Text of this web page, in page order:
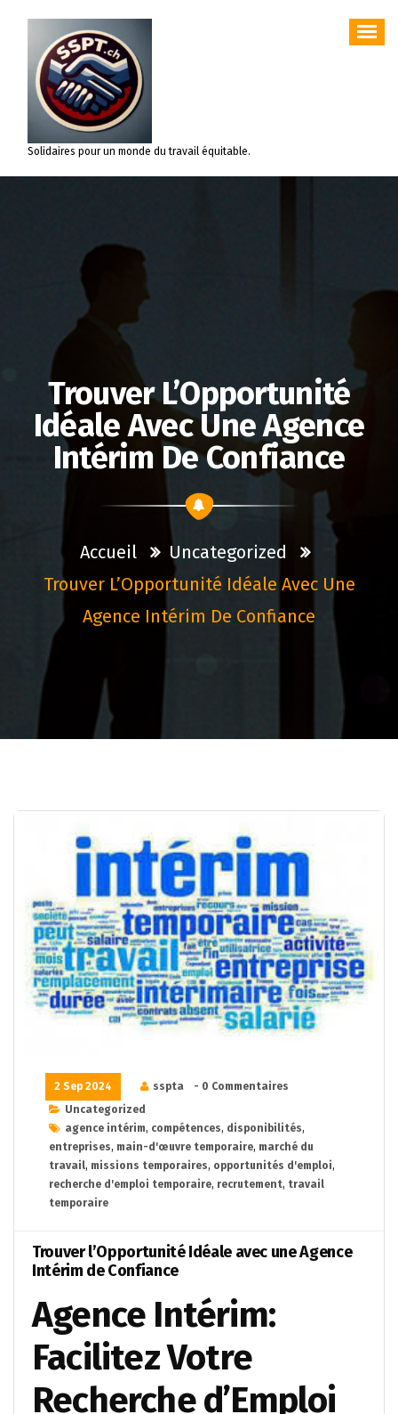
contenu
Solidaires pour un monde du travail équitable.
Trouver L’Opportunité
Idéale Avec Une Agence
Intérim De Confiance
Accueil
Uncategorized
Trouver L’Opportunité Idéale Avec Une
Agence Intérim De Confiance
2 Sep 2024 sspta
- 0 Commentaires
Uncategorized
agence intérim, compétences, disponibilités,
entreprises, main-d'œuvre temporaire, marché du
travail, missions temporaires, opportunités d'emploi,
recherche d'emploi temporaire, recrutement, travail
temporaire
Trouver l’Opportunité Idéale avec une Agence
Intérim de Confiance
Agence Intérim:
Facilitez Votre
Recherche d’Emploi